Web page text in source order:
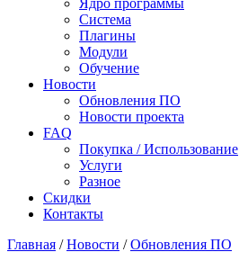
Ядро программы
Система
Плагины
Модули
Обучение
Новости
Обновления ПО
Новости проекта
FAQ
Покупка / Использование
Услуги
Разное
Скидки
Контакты
Главная /Новости /Обновления ПО